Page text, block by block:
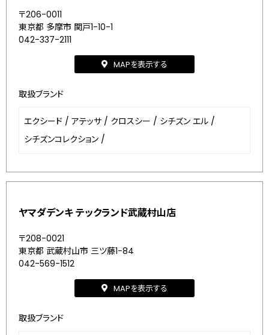
〒206-0011
東京都 多摩市 関戸1-10-1
042-337-2111
MAPを表示する
取扱ブランド
エクシード / アテッサ / クロスシー / シチズン エル /
シチズンコレクション /
ヤマダデンキ テックランド武蔵村山店
〒208-0021
東京都 武蔵村山市 三ツ藤1-84
042-569-1512
MAPを表示する
取扱ブランド